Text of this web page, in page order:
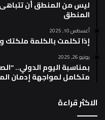
ليس من المنطق أن
المنطق
أغسطس 10, 2025
إذا تكلمت بالكلمة ملكتك
يونيو 26, 2025
بمناسبة اليوم الدولي..
متكامل لمواجهة إدمان
الاكثر قراءة